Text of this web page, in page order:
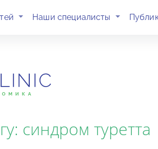
(current)Наши специалисты (current)
синдром туретта